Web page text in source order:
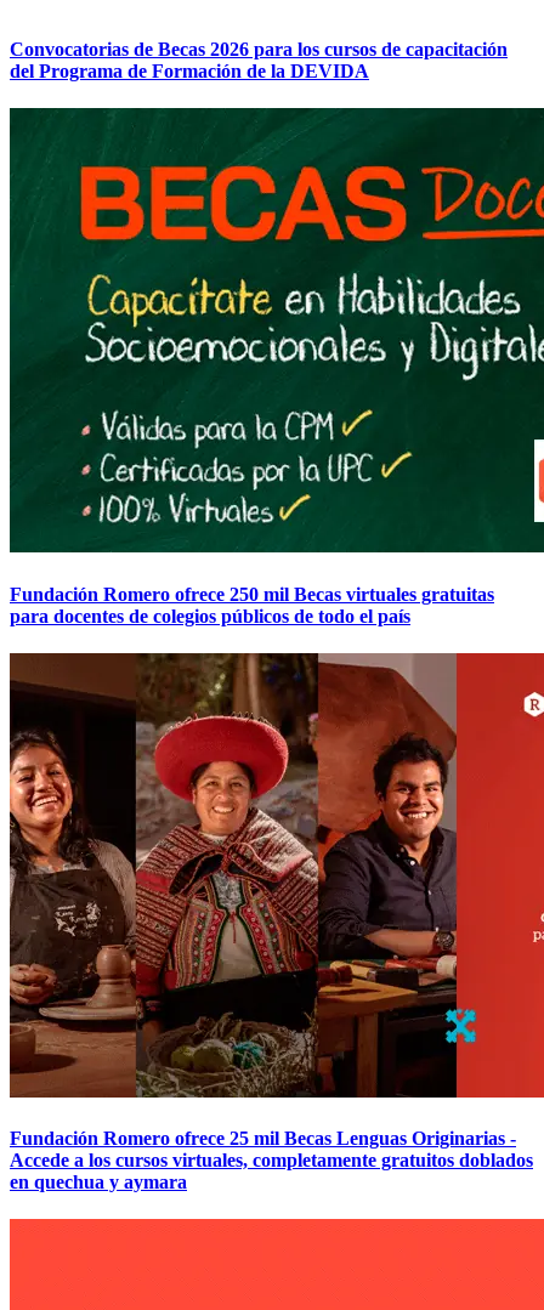
Convocatorias de Becas 2026 para los cursos de capacitación
del Programa de Formación de la DEVIDA
Fundación Romero ofrece 250 mil Becas virtuales gratuitas
para docentes de colegios públicos de todo el país
Fundación Romero ofrece 25 mil Becas Lenguas Originarias -
Accede a los cursos virtuales, completamente gratuitos doblados
en quechua y aymara